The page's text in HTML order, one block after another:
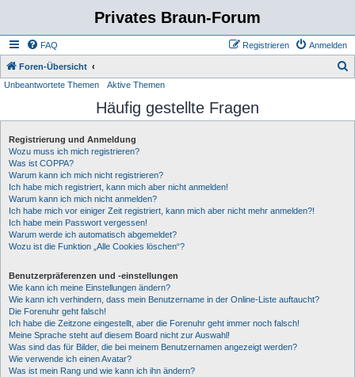
Privates Braun-Forum
FAQ Anmelden
Registrieren
Foren-Übersicht
h
Unbeantwortete Themen Aktive Themen
Häufig gestellte Fragen
Registrierung und Anmeldung
Wozu muss ich mich registrieren?
Was ist COPPA?
Warum kann ich mich nicht registrieren?
Ich habe mich registriert, kann mich aber nicht anmelden!
Warum kann ich mich nicht anmelden?
Ich habe mich vor einiger Zeit registriert, kann mich aber nicht mehr anmelden?!
Ich habe mein Passwort vergessen!
Warum werde ich automatisch abgemeldet?
Wozu ist die Funktion „Alle Cookies löschen“?
Benutzerpräferenzen und -einstellungen
Wie kann ich meine Einstellungen ändern?
Wie kann ich verhindern, dass mein Benutzername in der Online-Liste auftaucht?
Die Forenuhr geht falsch!
Ich habe die Zeitzone eingestellt, aber die Forenuhr geht immer noch falsch!
Meine Sprache steht auf diesem Board nicht zur Auswahl!
Was sind das für Bilder, die bei meinem Benutzernamen angezeigt werden?
Wie verwende ich einen Avatar?
Was ist mein Rang und wie kann ich ihn ändern?